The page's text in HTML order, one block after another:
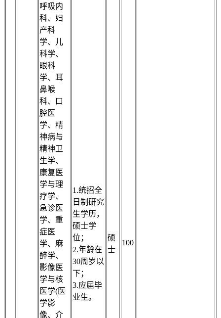
呼吸内
科、妇
产科
学、儿
科学、
眼科
学、耳
鼻喉
科、口
腔医
学、精
神病与
精神卫
生学、
康复医
学与理
疗学、
急诊医
学、重
症医
学、麻
醉学、
影像医
学与核
医学(医
学影
像、介
1.统招全
日制研究
生学历，
硕士学
位；
2.年龄在
30周岁以
下；
3.应届毕
业生。
硕
士
100